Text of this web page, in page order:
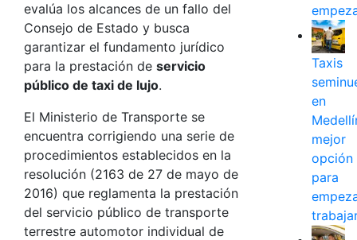
evalúa los alcances de un fallo del
Consejo de Estado y busca
garantizar el fundamento jurídico
para la prestación de servicio
público de taxi de lujo.
El Ministerio de Transporte se
encuentra corrigiendo una serie de
procedimientos establecidos en la
resolución (2163 de 27 de mayo de
2016) que reglamenta la prestación
del servicio público de transporte
terrestre automotor individual de
Taxis
en
mejor
opción
para